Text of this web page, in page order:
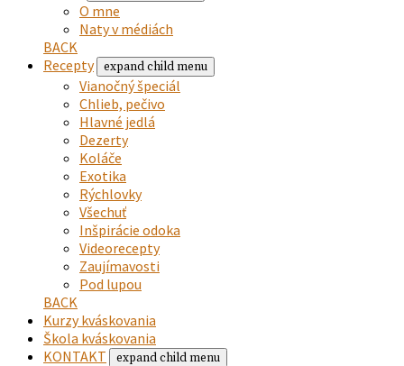
O mne
Naty v médiách
BACK
Recepty
expand child menu
Vianočný špeciál
Chlieb, pečivo
Hlavné jedlá
Dezerty
Koláče
Exotika
Rýchlovky
Všechuť
Inšpirácie odoka
Videorecepty
Zaujímavosti
Pod lupou
BACK
Kurzy kváskovania
Škola kváskovania
KONTAKT
expand child menu